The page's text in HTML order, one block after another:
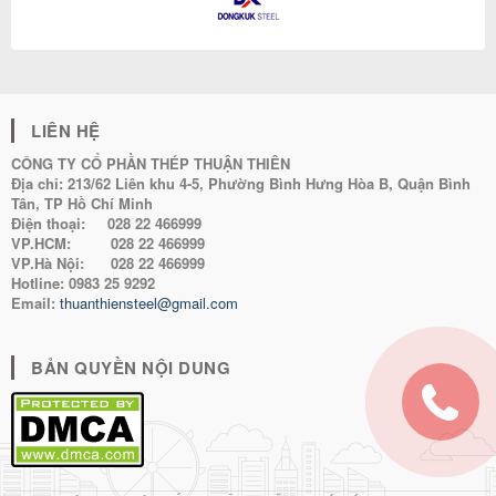
LIÊN HỆ
CÔNG TY CỔ PHẦN THÉP THUẬN THIÊN
Địa chỉ: 213/62 Liên khu 4-5, Phường Bình Hưng Hòa B, Quận Bình
Tân, TP Hồ Chí Minh
Điện thoại:
028 22 466999
VP.HCM:
028 22 466999
VP.Hà Nội:
028 22 466999
Hotline: 0983 25 9292
Email: thuanthiensteel@gmail.com
BẢN QUYỀN NỘI DUNG